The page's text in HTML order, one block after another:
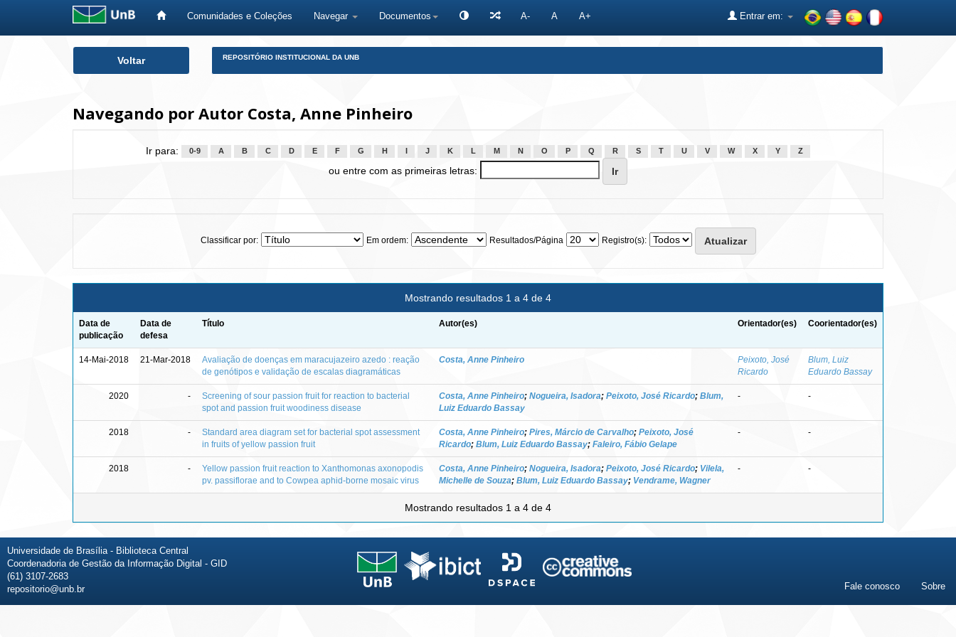
Comunidades e Coleções Navegar Documentos A- A A+ Entrar em:
Voltar REPOSITÓRIO INSTITUCIONAL DA UNB
Navegando por Autor Costa, Anne Pinheiro
Ir para: 0-9 A B C D E F G H J K L M N O P Q R S T U V W X Y Z
ou entre com as primeiras letras:
Classificar por: Em ordem: Resultados/Página Registro(s):
Mostrando resultados 1 a 4 de 4
Data de
publicação
Data de
defesa
Título Autor(es) Orientador(es) Coorientador(es)
14-Mai-2018 21-Mar-2018
Avaliação de doenças em maracujazeiro azedo : reação
de genótipos e validação de escalas diagramáticas
Costa, Anne Pinheiro
Peixoto, José
Ricardo
Blum, Luiz
Eduardo Bassay
2020 -
Screening of sour passion fruit for reaction to bacterial
spot and passion fruit woodiness disease
Costa, Anne Pinheiro; Nogueira, Isadora; Peixoto, José Ricardo; Blum,
Luiz Eduardo Bassay
- -
2018 -
Standard area diagram set for bacterial spot assessment
in fruits of yellow passion fruit
Costa, Anne Pinheiro; Pires, Márcio de Carvalho; Peixoto, José
Ricardo; Blum, Luiz Eduardo Bassay; Faleiro, Fábio Gelape
- -
2018 -
Yellow passion fruit reaction to Xanthomonas axonopodis
pv. passiflorae and to Cowpea aphid-borne mosaic virus
Costa, Anne Pinheiro; Nogueira, Isadora; Peixoto, José Ricardo; Vilela,
Michelle de Souza; Blum, Luiz Eduardo Bassay; Vendrame, Wagner
- -
Mostrando resultados 1 a 4 de 4
Universidade de Brasília - Biblioteca Central
Coordenadoria de Gestão da Informação Digital - GID
(61) 3107-2683
repositorio@unb.br
Fale conosco Sobre